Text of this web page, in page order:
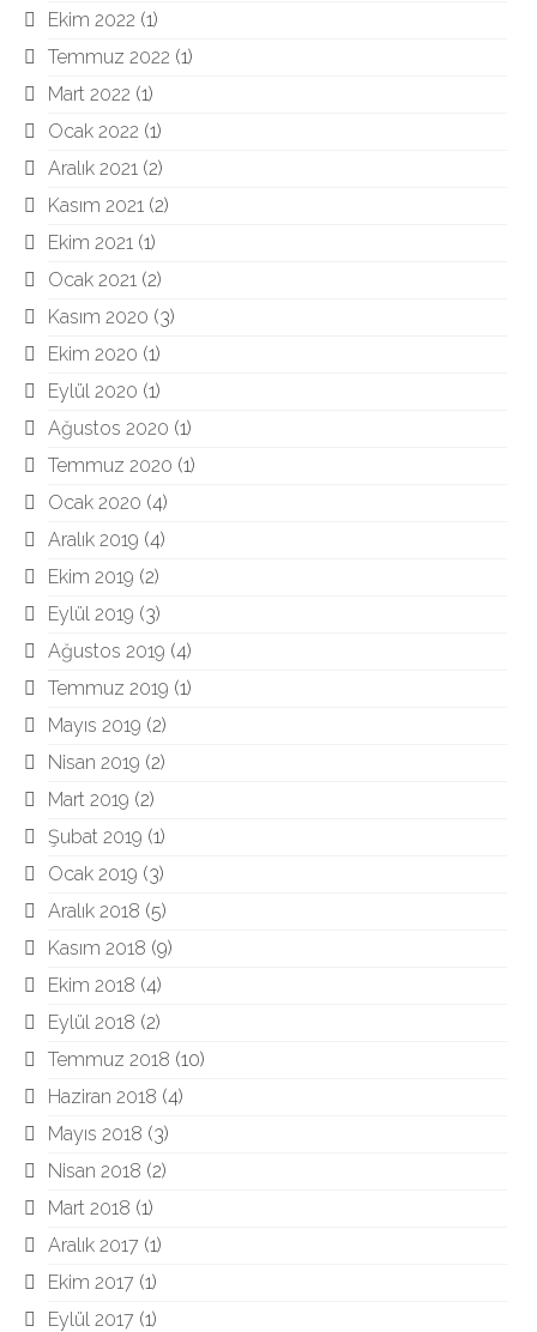
Ekim 2022 (1)
Temmuz 2022 (1)
Mart 2022 (1)
Ocak 2022 (1)
Aralık 2021 (2)
Kasım 2021 (2)
Ekim 2021 (1)
Ocak 2021 (2)
Kasım 2020 (3)
Ekim 2020 (1)
Eylül 2020 (1)
Ağustos 2020 (1)
Temmuz 2020 (1)
Ocak 2020 (4)
Aralık 2019 (4)
Ekim 2019 (2)
Eylül 2019 (3)
Ağustos 2019 (4)
Temmuz 2019 (1)
Mayıs 2019 (2)
Nisan 2019 (2)
Mart 2019 (2)
Şubat 2019 (1)
Ocak 2019 (3)
Aralık 2018 (5)
Kasım 2018 (9)
Ekim 2018 (4)
Eylül 2018 (2)
Temmuz 2018 (10)
Haziran 2018 (4)
Mayıs 2018 (3)
Nisan 2018 (2)
Mart 2018 (1)
Aralık 2017 (1)
Ekim 2017 (1)
Eylül 2017 (1)